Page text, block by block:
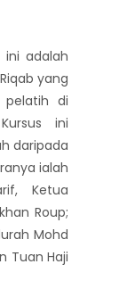
adalah
yang
di
ini
daripada
ialah
Ketua
Roup;
Mohd
Tuan Haji